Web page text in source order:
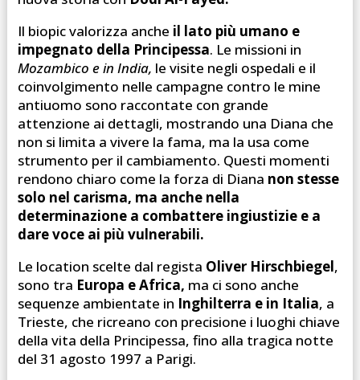
Il biopic valorizza anche il lato più umano e
impegnato della Principessa. Le missioni in
Mozambico e in India, le visite negli ospedali e il
coinvolgimento nelle campagne contro le mine
antiuomo sono raccontate con grande
attenzione ai dettagli, mostrando una Diana che
non si limita a vivere la fama, ma la usa come
strumento per il cambiamento. Questi momenti
rendono chiaro come la forza di Diana non stesse
solo nel carisma, ma anche nella
determinazione a combattere ingiustizie e a
dare voce ai più vulnerabili.
Le location scelte dal regista Oliver Hirschbiegel,
sono tra Europa e Africa, ma ci sono anche
sequenze ambientate in Inghilterra e in Italia, a
Trieste, che ricreano con precisione i luoghi chiave
della vita della Principessa, fino alla tragica notte
del 31 agosto 1997 a Parigi.